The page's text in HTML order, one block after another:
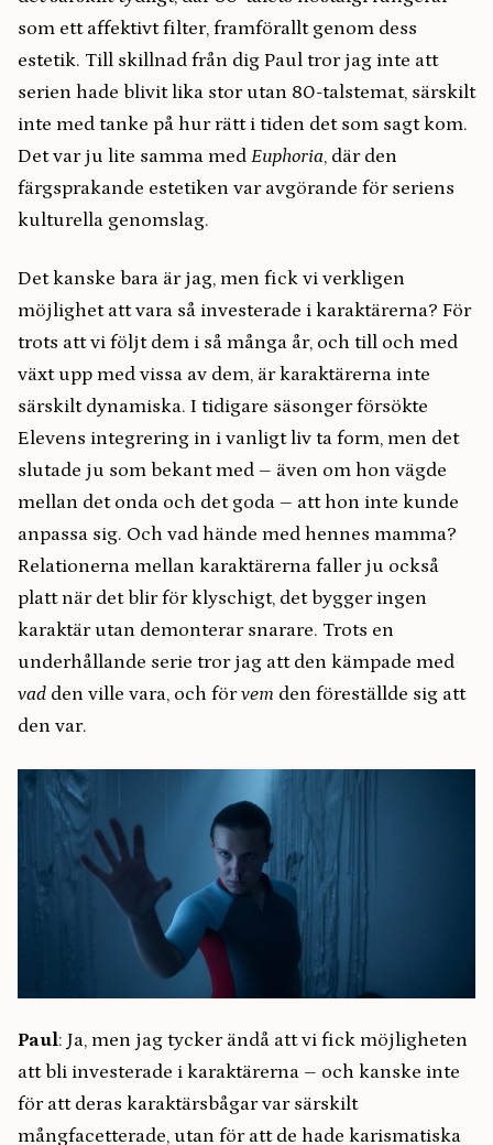
som ett affektivt filter, framförallt genom dess
estetik. Till skillnad från dig Paul tror jag inte att
serien hade blivit lika stor utan 80-talstemat, särskilt
inte med tanke på hur rätt i tiden det som sagt kom.
Det var ju lite samma med Euphoria, där den
färgsprakande estetiken var avgörande för seriens
kulturella genomslag.
Det kanske bara är jag, men fick vi verkligen
möjlighet att vara så investerade i karaktärerna? För
trots att vi följt dem i så många år, och till och med
växt upp med vissa av dem, är karaktärerna inte
särskilt dynamiska. I tidigare säsonger försökte
Elevens integrering in i vanligt liv ta form, men det
slutade ju som bekant med – även om hon vägde
mellan det onda och det goda – att hon inte kunde
anpassa sig. Och vad hände med hennes mamma?
Relationerna mellan karaktärerna faller ju också
platt när det blir för klyschigt, det bygger ingen
karaktär utan demonterar snarare. Trots en
underhållande serie tror jag att den kämpade med
vad den ville vara, och förvem den föreställde sig att
den var.
Paul: Ja, men jag tycker ändå att vi fick möjligheten
att bli investerade i karaktärerna – och kanske inte
för att deras karaktärsbågar var särskilt
mångfacetterade, utan för att de hade karismatiska